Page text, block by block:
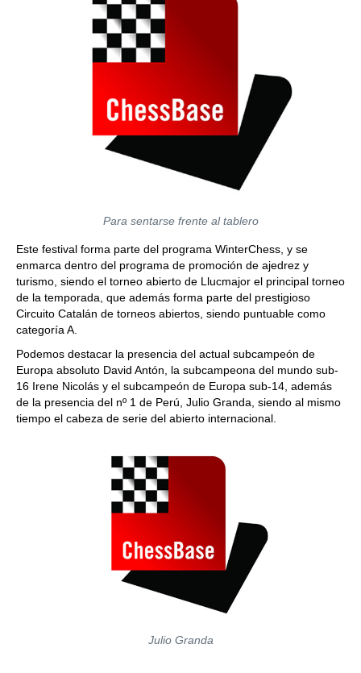
Para sentarse frente al tablero
Este festival forma parte del programa WinterChess, y se
enmarca dentro del programa de promoción de ajedrez y
turismo, siendo el torneo abierto de Llucmajor el principal torneo
de la temporada, que además forma parte del prestigioso
Circuito Catalán de torneos abiertos, siendo puntuable como
categoría A.
Podemos destacar la presencia del actual subcampeón de
Europa absoluto David Antón, la subcampeona del mundo sub-
16 Irene Nicolás y el subcampeón de Europa sub-14, además
de la presencia del nº 1 de Perú, Julio Granda, siendo al mismo
tiempo el cabeza de serie del abierto internacional.
Julio Granda